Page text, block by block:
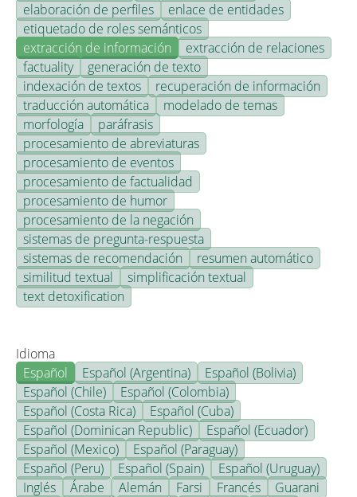
elaboración de perfiles
enlace de entidades
etiquetado de roles semánticos
extracción de información
extracción de relaciones
factuality
generación de texto
indexación de textos
recuperación de información
traducción automática
modelado de temas
morfología
paráfrasis
procesamiento de abreviaturas
procesamiento de eventos
procesamiento de factualidad
procesamiento de humor
procesamiento de la negación
sistemas de pregunta-respuesta
sistemas de recomendación
resumen automático
similitud textual
simplificación textual
text detoxification
Idioma
Español
Español (Argentina)
Español (Bolivia)
Español (Chile)
Español (Colombia)
Español (Costa Rica)
Español (Cuba)
Español (Dominican Republic)
Español (Ecuador)
Español (Mexico)
Español (Paraguay)
Español (Peru)
Español (Spain)
Español (Uruguay)
Inglés
Árabe Alemán Farsi Francés
Guarani